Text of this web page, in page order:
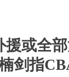
援或全
剑指